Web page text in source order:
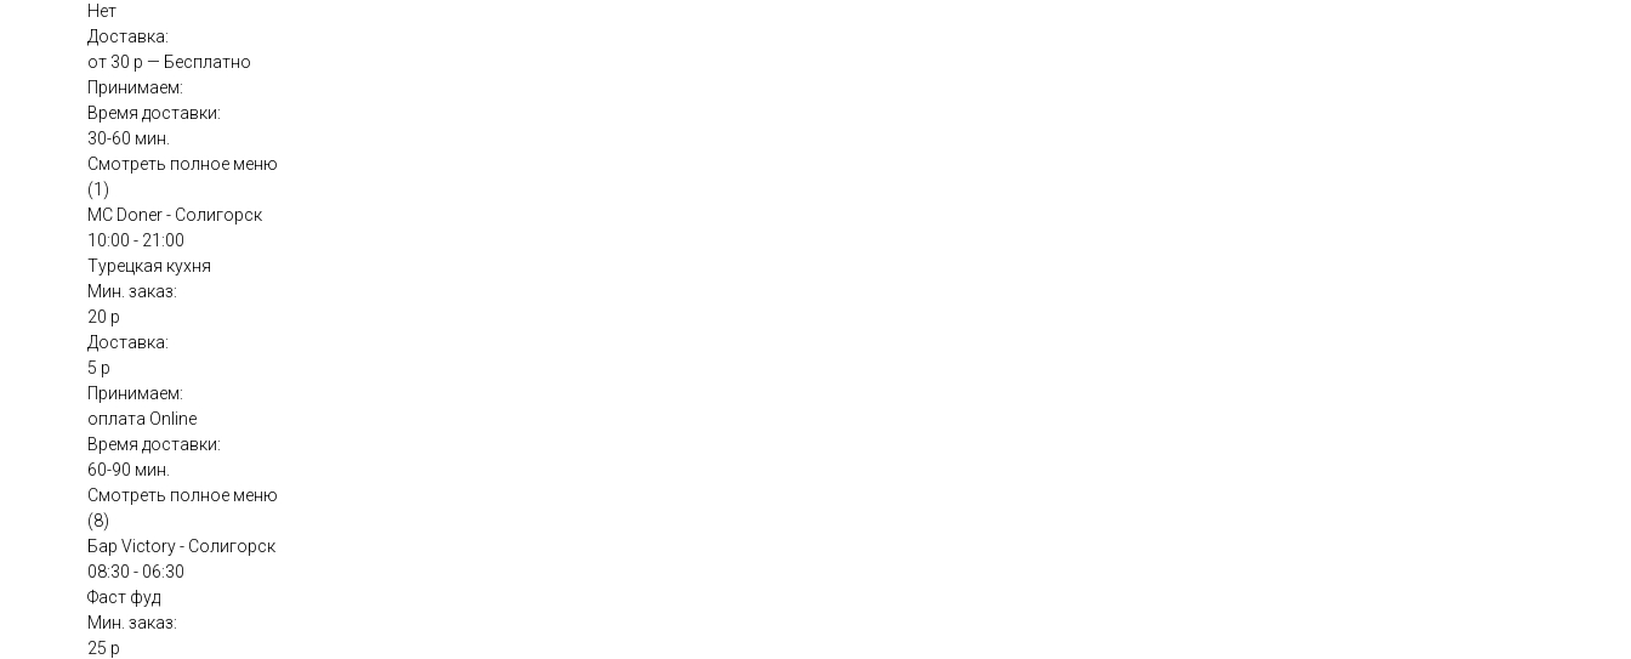
Нет
Доставка:
от 30 р — Бесплатно
Принимаем:
Время доставки:
30-60 мин.
Смотреть полное меню
(1)
MC Doner - Солигорск
10:00 - 21:00
Турецкая кухня
Мин. заказ:
20 р
Доставка:
5 р
Принимаем:
оплата Online
Время доставки:
60-90 мин.
Смотреть полное меню
(8)
Бар Victory - Солигорск
08:30 - 06:30
Фаст фуд
Мин. заказ:
25 р